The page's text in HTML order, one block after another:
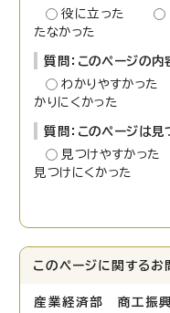
役に立った
たなかった
質問：このページの
わかりやすかった
かりにくかった
質問：このページは
見つけやすかった
見つけにくかった
このページに関する お
産業経済部 商工振